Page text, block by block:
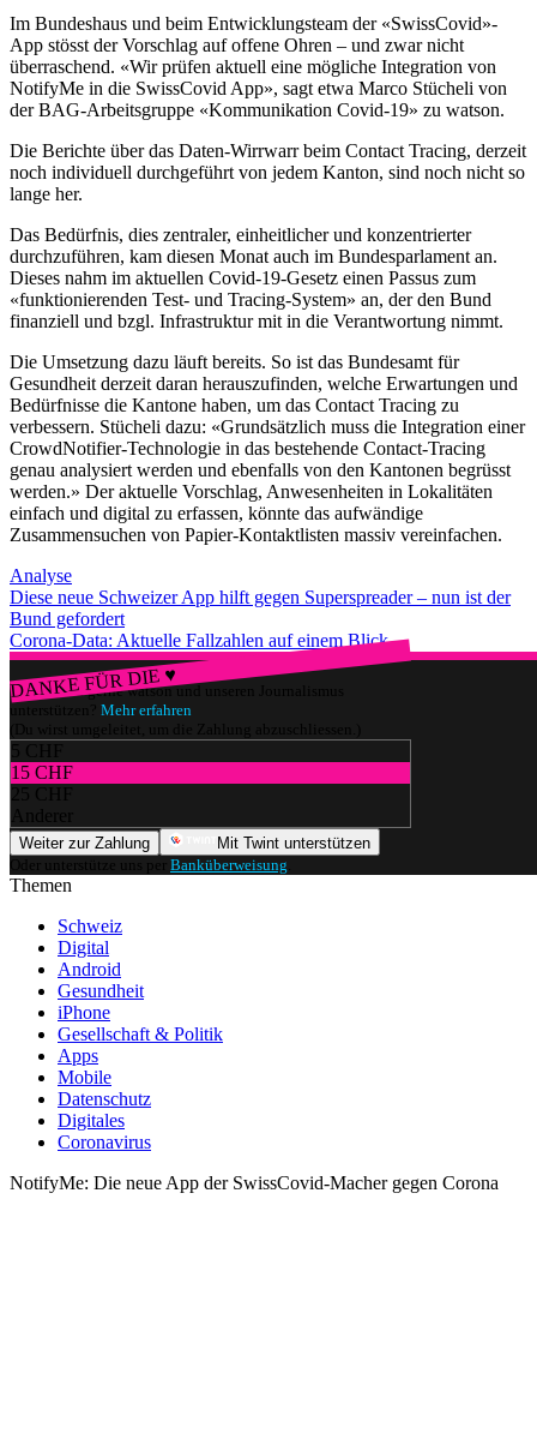
Im Bundeshaus und beim Entwicklungsteam der «SwissCovid»-
App stösst der Vorschlag auf offene Ohren – und zwar nicht
überraschend. «Wir prüfen aktuell eine mögliche Integration von
NotifyMe in die SwissCovid App», sagt etwa Marco Stücheli von
der BAG-Arbeitsgruppe «Kommunikation Covid-19» zu watson.
Die Berichte über das Daten-Wirrwarr beim Contact Tracing, derzeit
noch individuell durchgeführt von jedem Kanton, sind noch nicht so
lange her.
Das Bedürfnis, dies zentraler, einheitlicher und konzentrierter
durchzuführen, kam diesen Monat auch im Bundesparlament an.
Dieses nahm im aktuellen Covid-19-Gesetz einen Passus zum
«funktionierenden Test- und Tracing-System» an, der den Bund
finanziell und bzgl. Infrastruktur mit in die Verantwortung nimmt.
Die Umsetzung dazu läuft bereits. So ist das Bundesamt für
Gesundheit derzeit daran herauszufinden, welche Erwartungen und
Bedürfnisse die Kantone haben, um das Contact Tracing zu
verbessern. Stücheli dazu: «Grundsätzlich muss die Integration einer
CrowdNotifier-Technologie in das bestehende Contact-Tracing
genau analysiert werden und ebenfalls von den Kantonen begrüsst
werden.» Der aktuelle Vorschlag, Anwesenheiten in Lokalitäten
einfach und digital zu erfassen, könnte das aufwändige
Zusammensuchen von Papier-Kontaktlisten massiv vereinfachen.
Analyse
Diese neue Schweizer App hilft gegen Superspreader – nun ist der
Bund gefordert
Corona-Data: Aktuelle Fallzahlen auf einem Blick
DANKE FÜR DIE ♥
Würdest du gerne watson und unseren Journalismus
unterstützen? Mehr erfahren
(Du wirst umgeleitet, um die Zahlung abzuschliessen.)
5 CHF
15 CHF
25 CHF
Anderer
Weiter zur Zahlung
Mit Twint unterstützen
Oder unterstütze uns per Banküberweisung
Themen
Schweiz
Digital
Android
Gesundheit
iPhone
Gesellschaft & Politik
Apps
Mobile
Datenschutz
Digitales
Coronavirus
NotifyMe: Die neue App der SwissCovid-Macher gegen Corona